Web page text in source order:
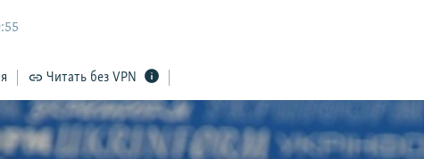
Читать без VPN